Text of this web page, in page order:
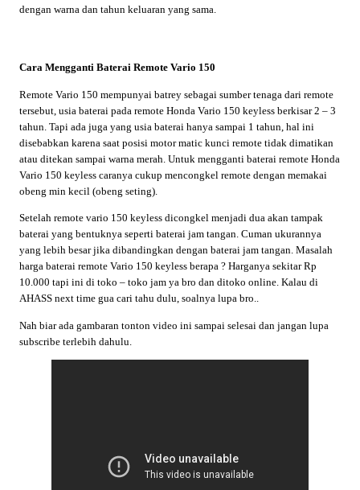
dengan warna dan tahun keluaran yang sama.
Cara Mengganti Baterai Remote Vario 150
Remote Vario 150 mempunyai batrey sebagai sumber tenaga dari remote
tersebut, usia baterai pada remote Honda Vario 150 keyless berkisar 2 – 3
tahun. Tapi ada juga yang usia baterai hanya sampai 1 tahun, hal ini
disebabkan karena saat posisi motor matic kunci remote tidak dimatikan
atau ditekan sampai warna merah. Untuk mengganti baterai remote Honda
Vario 150 keyless caranya cukup mencongkel remote dengan memakai
obeng min kecil (obeng seting).
Setelah remote vario 150 keyless dicongkel menjadi dua akan tampak
baterai yang bentuknya seperti baterai jam tangan. Cuman ukurannya
yang lebih besar jika dibandingkan dengan baterai jam tangan. Masalah
harga baterai remote Vario 150 keyless berapa ? Harganya sekitar Rp
10.000 tapi ini di toko – toko jam ya bro dan ditoko online. Kalau di
AHASS next time gua cari tahu dulu, soalnya lupa bro..
Nah biar ada gambaran tonton video ini sampai selesai dan jangan lupa
subscribe terlebih dahulu.